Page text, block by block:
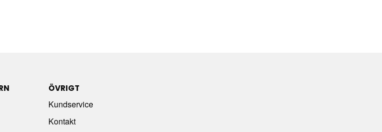
ÖVRIGT
Kundservice
Kontakt